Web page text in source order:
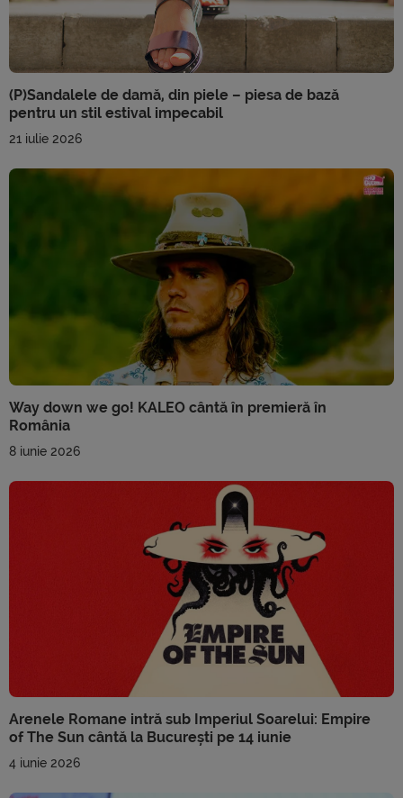
(P)Sandalele de damă, din piele – piesa de bază
pentru un stil estival impecabil
21 iulie 2026
Way down we go! KALEO cântă în premieră în
România
8 iunie 2026
Arenele Romane intră sub Imperiul Soarelui: Empire
of The Sun cântă la București pe 14 iunie
4 iunie 2026